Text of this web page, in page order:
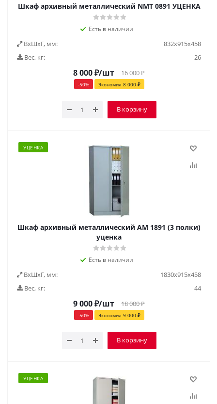
Шкаф архивный металлический NMТ 0891 УЦЕНКА
Есть в наличии
ВxШxГ, мм:
832x915x458
Вес, кг:
26
8 000₽/шт 16 000₽
-50% Экономия 8 000₽
В корзину
УЦЕНКА
Шкаф архивный металлический AM 1891 (3 полки)
уценка
Есть в наличии
ВxШxГ, мм:
1830х915х458
Вес, кг:
44
9 000₽/шт 18 000₽
-50% Экономия 9 000₽
В корзину
УЦЕНКА